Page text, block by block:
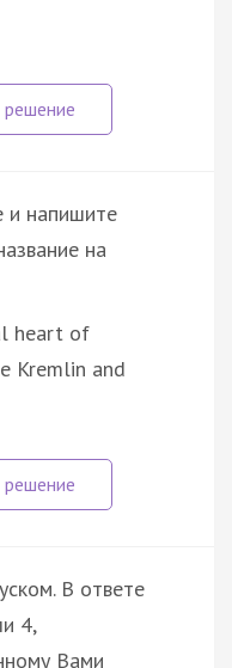
и напишите
на
heart of
Kremlin and
В ответе
4,
Вами